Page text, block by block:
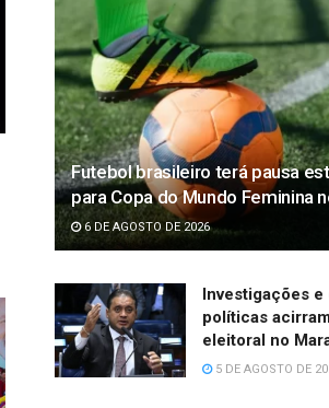
Futebol brasileiro terá pausa
para Copa do Mundo Feminina
6 DE AGOSTO DE 2026
Investigações e
políticas
eleitoral no
5 DE AGOSTO DE